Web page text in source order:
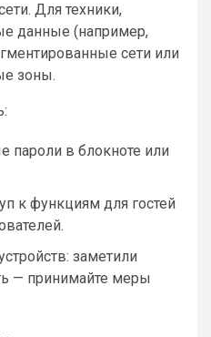
Для техники,
данные (например,
сети или
зоны.
пароли в блокноте или
к функциям для гостей
заметили
— принимайте меры